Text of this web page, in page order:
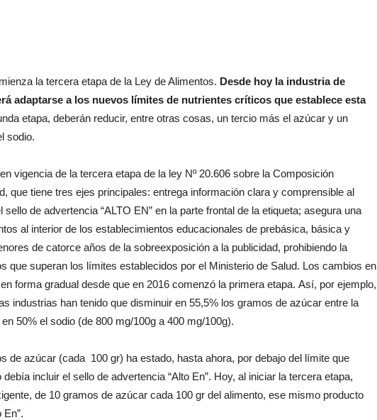
la tercera etapa de la Ley de Alimentos. Desde hoy la industria de
adaptarse a los nuevos límites de nutrientes críticos que establece esta
etapa, deberán reducir, entre otras cosas, un tercio más el azúcar y un
sodio.
vigencia de la tercera etapa de la ley Nº 20.606 sobre la Composición
que tiene tres ejes principales: entrega información clara y comprensible al
de advertencia “ALTO EN” en la parte frontal de la etiqueta; asegura una
al interior de los establecimientos educacionales de prebásica, básica y
de catorce años de la sobreexposición a la publicidad, prohibiendo la
que superan los límites establecidos por el Ministerio de Salud. Los cambios en
forma gradual desde que en 2016 comenzó la primera etapa. Así, por ejemplo,
industrias han tenido que disminuir en 55,5% los gramos de azúcar entre la
50% el sodio (de 800 mg/100g a 400 mg/100g).
de azúcar (cada 100 gr) ha estado, hasta ahora, por debajo del límite que
incluir el sello de advertencia “Alto En”. Hoy, al iniciar la tercera etapa,
de 10 gramos de azúcar cada 100 gr del alimento, ese mismo producto
En”.